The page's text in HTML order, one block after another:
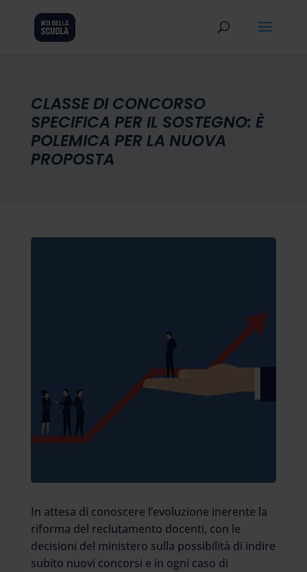
CLASSE DI CONCORSO
SPECIFICA PER IL SOSTEGNO: È
POLEMICA PER LA NUOVA
PROPOSTA
In attesa di conoscere l’evoluzione inerente la
riforma del reclutamento docenti, con le
decisioni del ministero sulla possibilità di indire
subito nuovi concorsi e in ogni caso di